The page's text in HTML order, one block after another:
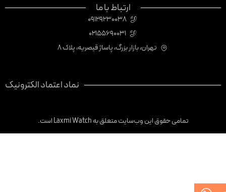
ارتباط با ما
09129230038
02155690031
تهران، بازار بزرگ، پاساژ قیصریه، پلاک 8
نماد اعتماد الکترونیک
تمامی حقوق این وب‌سایت متعلق به Laxmi Watch است.